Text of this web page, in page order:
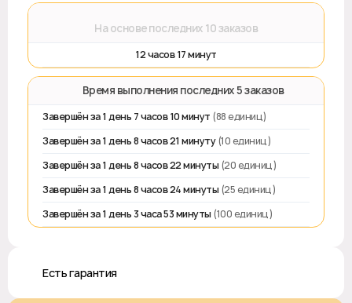
На основе последних 10 заказов
12 часов 17 минут
⏱️ Время выполнения последних 5 заказов
Завершён за 1 день 7 часов 10 минут (88 единиц)
Завершён за 1 день 8 часов 21 минуту(10 единиц)
Завершён за 1 день 8 часов 22 минуты (20 единиц)
Завершён за 1 день 8 часов 24 минуты (25 единиц)
Завершён за 1 день 3 часа 53 минуты (100 единиц)
♻️ Есть гарантия